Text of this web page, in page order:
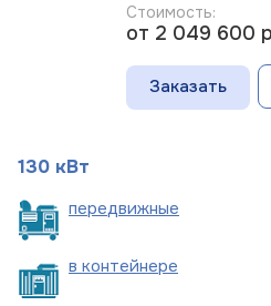
Стоимость:
от 2 049 600
Заказать
130 кВт
передвижные
в контейнере